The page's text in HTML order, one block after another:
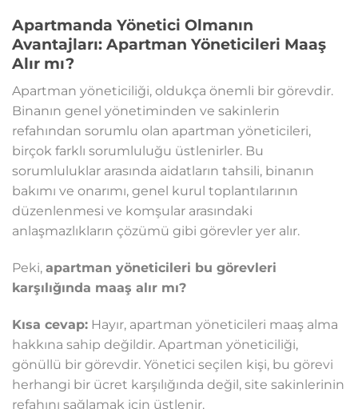
Apartmanda Yönetici Olmanın
Avantajları: Apartman Yöneticileri Maaş
Alır mı?
Apartman yöneticiliği, oldukça önemli bir görevdir.
Binanın genel yönetiminden ve sakinlerin
refahından sorumlu olan apartman yöneticileri,
birçok farklı sorumluluğu üstlenirler. Bu
sorumluluklar arasında aidatların tahsili, binanın
bakımı ve onarımı, genel kurul toplantılarının
düzenlenmesi ve komşular arasındaki
anlaşmazlıkların çözümü gibi görevler yer alır.
Peki, apartman yöneticileri bu görevleri
karşılığında maaş alır mı?
Kısa cevap: Hayır, apartman yöneticileri maaş alma
hakkına sahip değildir. Apartman yöneticiliği,
gönüllü bir görevdir. Yönetici seçilen kişi, bu görevi
herhangi bir ücret karşılığında değil, site sakinlerinin
refahını sağlamak için üstlenir.